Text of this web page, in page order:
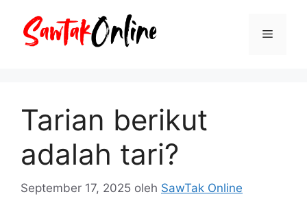
Menu
Tarian berikut
adalah tari?
September 17, 2025 oleh SawTak Online